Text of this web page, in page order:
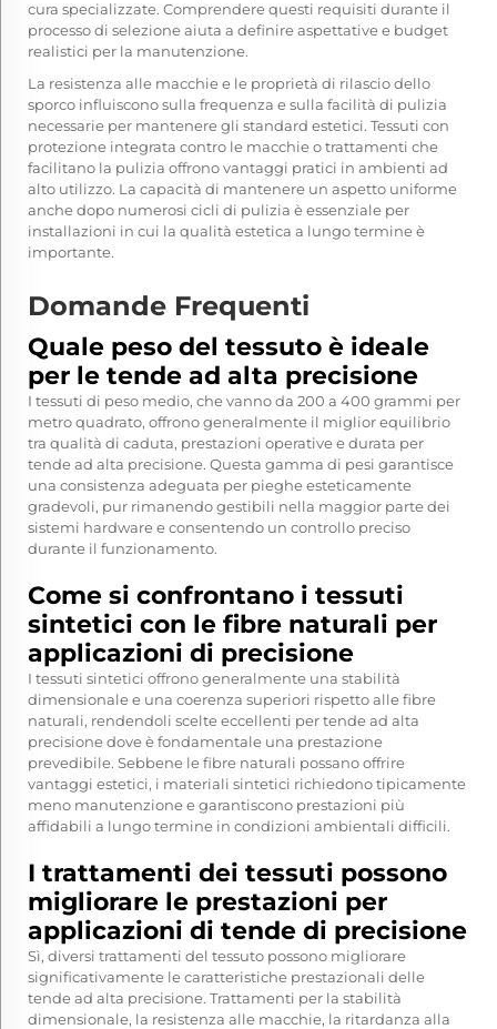
cura specializzate. Comprendere questi requisiti durante il
processo di selezione aiuta a definire aspettative e budget
realistici per la manutenzione.
La resistenza alle macchie e le proprietà di rilascio dello
sporco influiscono sulla frequenza e sulla facilità di pulizia
necessarie per mantenere gli standard estetici. Tessuti con
protezione integrata contro le macchie o trattamenti che
facilitano la pulizia offrono vantaggi pratici in ambienti ad
alto utilizzo. La capacità di mantenere un aspetto uniforme
anche dopo numerosi cicli di pulizia è essenziale per
installazioni in cui la qualità estetica a lungo termine è
importante.
Domande Frequenti
Quale peso del tessuto è ideale
per le tende ad alta precisione
I tessuti di peso medio, che vanno da 200 a 400 grammi per
metro quadrato, offrono generalmente il miglior equilibrio
tra qualità di caduta, prestazioni operative e durata per
tende ad alta precisione. Questa gamma di pesi garantisce
una consistenza adeguata per pieghe esteticamente
gradevoli, pur rimanendo gestibili nella maggior parte dei
sistemi hardware e consentendo un controllo preciso
durante il funzionamento.
Come si confrontano i tessuti
sintetici con le fibre naturali per
applicazioni di precisione
I tessuti sintetici offrono generalmente una stabilità
dimensionale e una coerenza superiori rispetto alle fibre
naturali, rendendoli scelte eccellenti per tende ad alta
precisione dove è fondamentale una prestazione
prevedibile. Sebbene le fibre naturali possano offrire
vantaggi estetici, i materiali sintetici richiedono tipicamente
meno manutenzione e garantiscono prestazioni più
affidabili a lungo termine in condizioni ambientali difficili.
I trattamenti dei tessuti possono
migliorare le prestazioni per
applicazioni di tende di precisione
Sì, diversi trattamenti del tessuto possono migliorare
significativamente le caratteristiche prestazionali delle
tende ad alta precisione. Trattamenti per la stabilità
dimensionale, la resistenza alle macchie, la ritardanza alla